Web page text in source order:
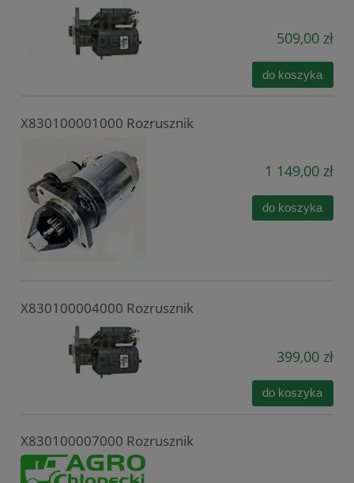
509,00 zł
do koszyka
X830100001000 Rozrusznik
1 149,00 zł
do koszyka
X830100004000 Rozrusznik
399,00 zł
do koszyka
X830100007000 Rozrusznik